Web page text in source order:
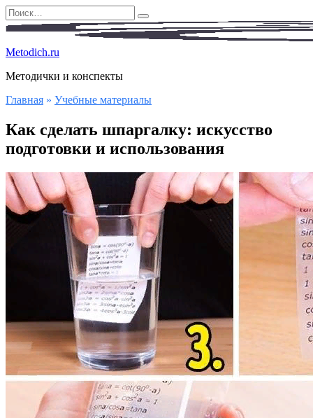
Перейти
к
Search
for:
Metodich.ru
Методички и конспекты
Главная » Учебные материалы
Как сделать шпаргалку: искусство
подготовки и использования